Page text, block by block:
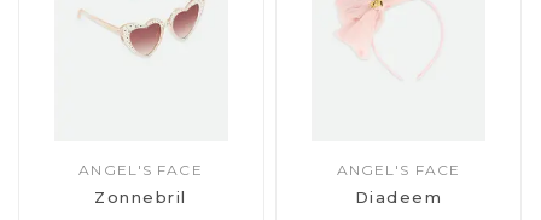
ANGEL'S FACE
Zonnebril
ANGEL'S FACE
Diadeem